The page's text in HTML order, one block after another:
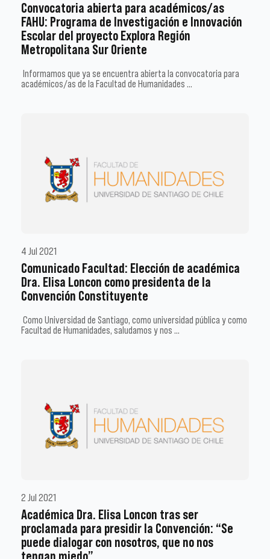
Convocatoria abierta para académicos/as
FAHU: Programa de Investigación e Innovación
Escolar del proyecto Explora Región
Metropolitana Sur Oriente
Informamos que ya se encuentra abierta la convocatoria para
académicos/as de la Facultad de Humanidades …
4 Jul 2021
Comunicado Facultad: Elección de académica
Dra. Elisa Loncon como presidenta de la
Convención Constituyente
Como Universidad de Santiago, como universidad pública y como
Facultad de Humanidades, saludamos y nos …
2 Jul 2021
Académica Dra. Elisa Loncon tras ser
proclamada para presidir la Convención: “Se
puede dialogar con nosotros, que no nos